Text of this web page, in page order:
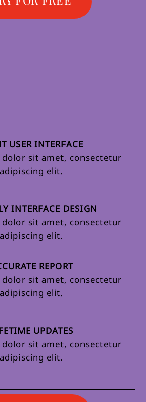
USER INTERFACE
sit amet, consectetur
adipiscing elit.
INTERFACE DESIGN
sit amet, consectetur
adipiscing elit.
REPORT
sit amet, consectetur
adipiscing elit.
UPDATES
sit amet, consectetur
adipiscing elit.